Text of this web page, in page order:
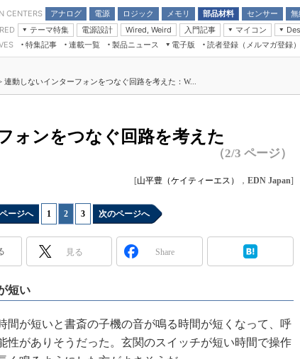
CENTERS アナログ
電源
ロジック
メモリ
部品材料
受動部品
センサー 無
アナログ機
計測とテス
テーマ特集
電源設計 Wired, Weird
入門記事
モーター入門
マイコン
マイコン講座 計測機器
CEATEC
組込み/エッジコンピュー
人とくるま展
AUTOMOTIVE WORLD
Microchip情報
特集記事
連載一覧
古録
DC/DCコン
座
座
／ADCとノイ
製品ニュース
電子版
電子ブックレット
読者登録（メルマガ登録）
連動しないインターフォンをつなぐ回路を考えた：W...
ォンをつなぐ回路を考えた
（2/3 ページ）
[山平豊（ケイティーエス） ， EDN Japan]
ージへ 1 2 3 次のページへ
見る Share
短い
が短いと書斎の子機の音が鳴る時間が短くなって、呼
性がありそうだった。玄関のスイッチが短い時間で操作